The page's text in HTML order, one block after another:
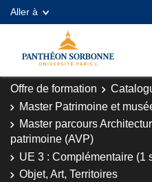
Aller à
Offre de formation
Master Patrimoine et
Master parcours
patrimoine (AVP)
UE 3 : Complémentaire (1
Objet, Art, Territoires